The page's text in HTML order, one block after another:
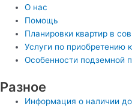
О нас
Помощь
Планировки квартир в
Услуги по приобретению
Особенности подземной
Разное
Информация о наличии